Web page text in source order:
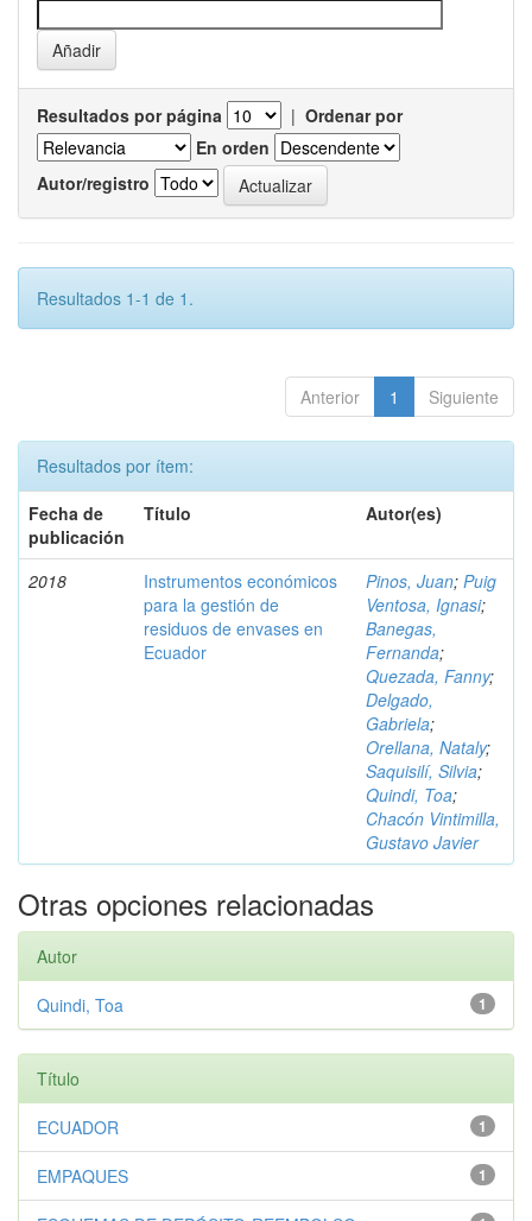
Resultados por página | Ordenar por
En orden
Autor/registro
Resultados 1-1 de 1.
Anterior 1 Siguiente
Resultados por ítem:
Fecha de
publicación
Título Autor(es)
2018
Instrumentos económicos
para la gestión de
residuos de envases en
Ecuador
Pinos, Juan; Puig
Ventosa, Ignasi;
Banegas,
Fernanda;
Quezada, Fanny;
Delgado,
Gabriela;
Orellana, Nataly;
Saquisilí, Silvia;
Quindi, Toa;
Chacón Vintimilla,
Gustavo Javier
Otras opciones relacionadas
Autor
1
Quindi, Toa
Título
1
ECUADOR
1
EMPAQUES